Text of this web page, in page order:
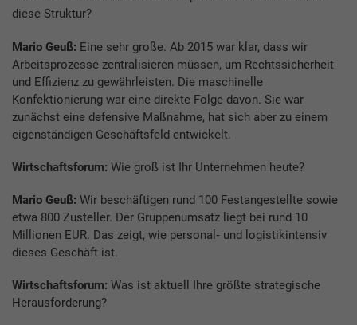
diese Struktur?
Mario Geuß: Eine sehr große. Ab 2015 war klar, dass wir
Arbeitsprozesse zentralisieren müssen, um Rechtssicherheit
und Effizienz zu gewährleisten. Die maschinelle
Konfektionierung war eine direkte Folge davon. Sie war
zunächst eine defensive Maßnahme, hat sich aber zu einem
eigenständigen Geschäftsfeld entwickelt.
Wirtschaftsforum: Wie groß ist Ihr Unternehmen heute?
Mario Geuß: Wir beschäftigen rund 100 Festangestellte sowie
etwa 800 Zusteller. Der Gruppenumsatz liegt bei rund 10
Millionen EUR. Das zeigt, wie personal‑ und logistikintensiv
dieses Geschäft ist.
Wirtschaftsforum: Was ist aktuell Ihre größte strategische
Herausforderung?